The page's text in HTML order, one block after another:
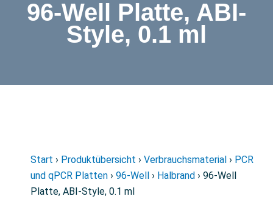
96-Well Platte, ABI-
Style, 0.1 ml
Start › Produktübersicht › Verbrauchsmaterial › PCR
und qPCR Platten › 96-Well › Halbrand › 96-Well
Platte, ABI-Style, 0.1 ml